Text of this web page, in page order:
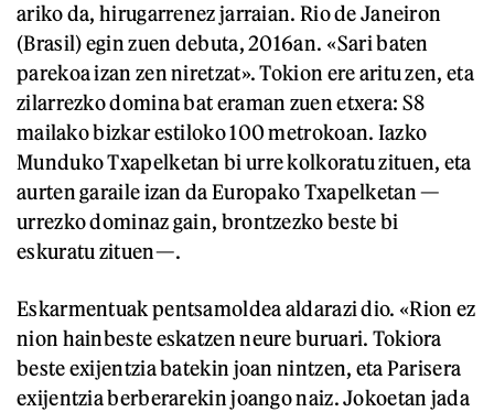
ariko da, hirugarrenez jarraian. Rio de Janeiron
(Brasil) egin zuen debuta, 2016an. «Sari baten
parekoa izan zen niretzat». Tokion ere aritu zen, eta
zilarrezko domina bat eraman zuen etxera: S8
mailako bizkar estiloko 100 metrokoan. Iazko
Munduko Txapelketan bi urre kolkoratu zituen, eta
aurten garaile izan da Europako Txapelketan —
urrezko dominaz gain, brontzezko beste bi
eskuratu zituen—.
Eskarmentuak pentsamoldea aldarazi dio. «Rion ez
nion hainbeste eskatzen neure buruari. Tokiora
beste exijentzia batekin joan nintzen, eta Parisera
exijentzia berberarekin joango naiz. Jokoetan jada